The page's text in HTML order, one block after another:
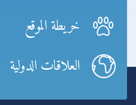
خريطة الموقع
العلاقات الدولية